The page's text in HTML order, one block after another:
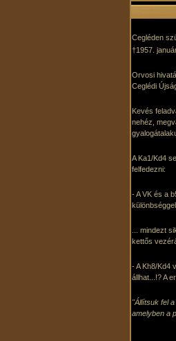
Cegléden
†1957.
Orvosi
Ceglédi
Kevés
nehéz,
A Ka1/Kd4
felfedezni:
- A VK és a
... mindezt
kettős
- A Kh8/Kd4
állhat...!? A
"Állítsuk fel
amelyben a